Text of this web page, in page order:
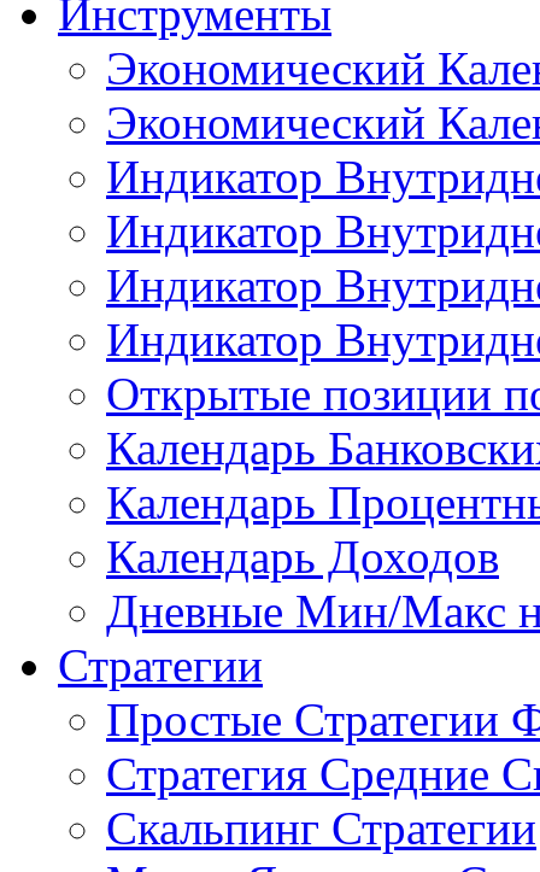
Инструменты
Экономический
Экономический
Индикатор
Индикатор
Индикатор
Индикатор
Открытые позиции
Календарь
Календарь
Календарь Доходов
Дневные Мин/Макс
Стратегии
Простые Стратегии
Стратегия Средние
Скальпинг Стратегии